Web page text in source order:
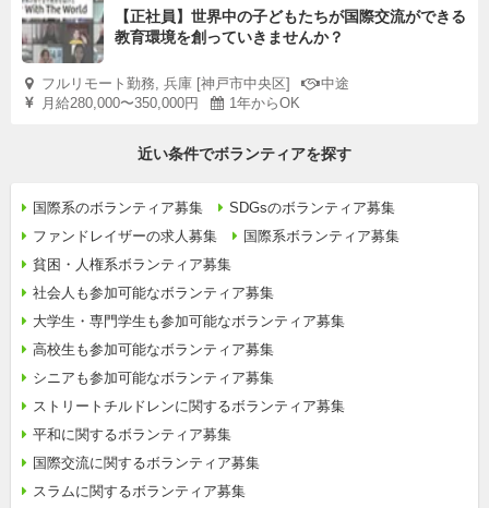
【正社員】世界中の子どもたちが国際交流ができる
教育環境を創っていきませんか？
フルリモート勤務, 兵庫 [神戸市中央区]
中途
月給280,000〜350,000円
1年からOK
近い条件でボランティアを探す
国際系のボランティア募集
SDGsのボランティア募集
ファンドレイザーの求人募集
国際系ボランティア募集
貧困・人権系ボランティア募集
社会人も参加可能なボランティア募集
大学生・専門学生も参加可能なボランティア募集
高校生も参加可能なボランティア募集
シニアも参加可能なボランティア募集
ストリートチルドレンに関するボランティア募集
平和に関するボランティア募集
国際交流に関するボランティア募集
スラムに関するボランティア募集